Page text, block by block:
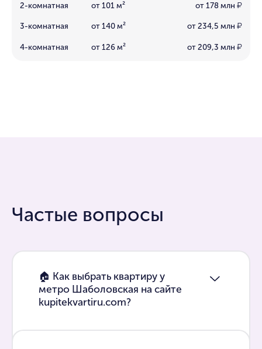
2-комнатная от 101 м² от 178 млн ₽
3-комнатная от 140 м² от 234,5 млн ₽
4-комнатная от 126 м² от 209,3 млн ₽
Частые вопросы
🏠 Как выбрать квартиру у
метро Шаболовская на сайте
kupitekvartiru.com?